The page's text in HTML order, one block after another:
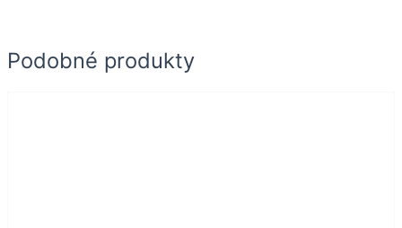
Podobné produkty